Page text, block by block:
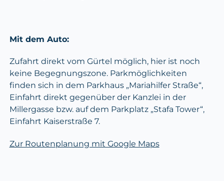
Mit dem Auto:
Zufahrt direkt vom Gürtel möglich, hier ist noch
keine Begegnungszone. Parkmöglichkeiten
finden sich in dem Parkhaus „Mariahilfer Straße“,
Einfahrt direkt gegenüber der Kanzlei in der
Millergasse bzw. auf dem Parkplatz „Stafa Tower“,
Einfahrt Kaiserstraße 7.
Zur Routenplanung mit Google Maps